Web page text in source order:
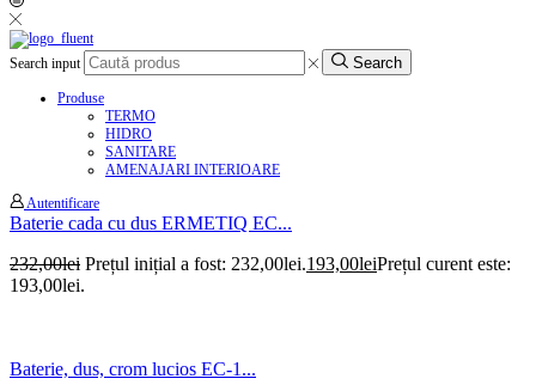
Search input Search
Produse
TERMO
HIDRO
SANITARE
AMENAJARI INTERIOARE
Autentificare
Baterie cada cu dus ERMETIQ EC...
232,00lei Prețul inițial a fost: 232,00lei.193,00leiPrețul curent este:
193,00lei.
Baterie, dus, crom lucios EC-1...